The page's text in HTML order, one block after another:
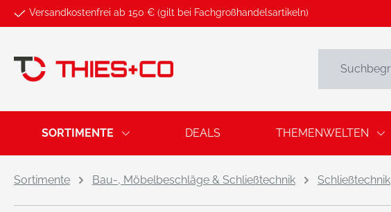
Zur Hauptnavigation springen
Versandkostenfrei ab 150 € (gilt bei Fachgroßhandelsartikeln)
SORTIMENTE DEALS THEMENWELTEN
Sortimente Bau-, Möbelbeschläge & Schließtechnik Schließtechnik